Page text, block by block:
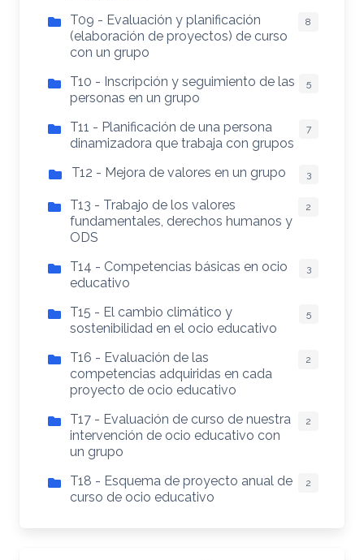
T09 - Evaluación y planificación
(elaboración de proyectos) de curso
con un grupo
8
T10 - Inscripción y seguimiento de las
personas en un grupo
5
T11 - Planificación de una persona
dinamizadora que trabaja con grupos
7
T12 - Mejora de valores en un grupo 3
T13 - Trabajo de los valores
fundamentales, derechos humanos y
ODS
2
T14 - Competencias básicas en ocio
educativo
3
T15 - El cambio climático y
sostenibilidad en el ocio educativo
5
T16 - Evaluación de las
competencias adquiridas en cada
proyecto de ocio educativo
2
T17 - Evaluación de curso de nuestra
intervención de ocio educativo con
un grupo
2
T18 - Esquema de proyecto anual de
curso de ocio educativo
2